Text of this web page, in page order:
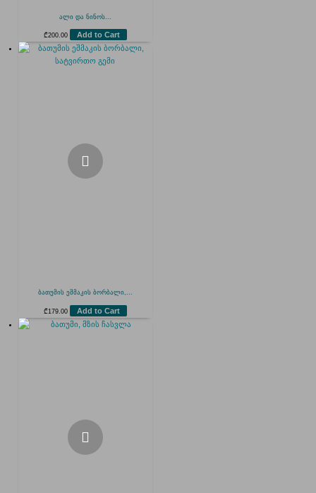
ალი და ნინოს...
₾200.00 Add to Cart
ბათუმის ეშმაკის ბორბალი,...
₾ 179.00 Add to Cart